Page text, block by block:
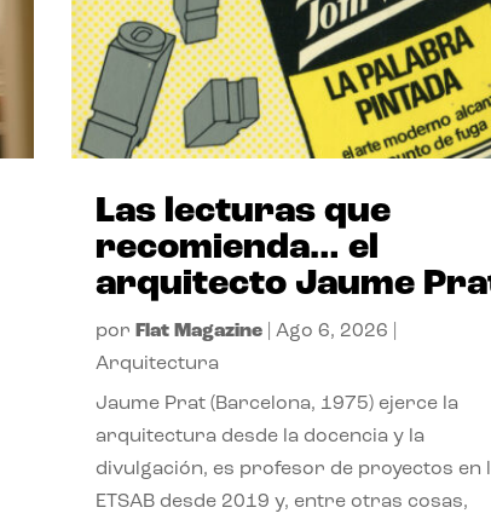
Las lecturas que
recomienda… el
arquitecto Jaume
por Flat Magazine| Ago 6, 2026
Arquitectura
Jaume Prat (Barcelona, 1975) ejerce la
arquitectura desde la docencia y la
divulgación, es profesor de proyectos en
ETSAB desde 2019 y, entre otras cosas,